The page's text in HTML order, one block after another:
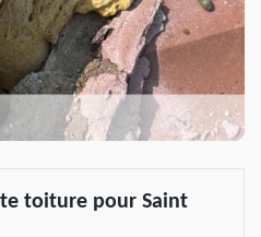
toiture pour Saint